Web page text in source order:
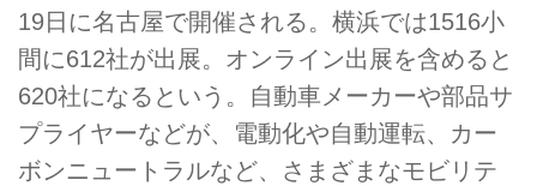
19日に名古屋で開催される。横浜では1516小
間に612社が出展。オンライン出展を含めると
620社になるという。自動車メーカーや部品サ
プライヤーなどが、電動化や自動運転、カー
ボンニュートラルなど、さまざまなモビリテ